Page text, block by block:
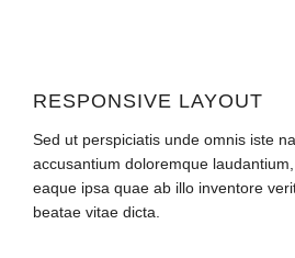
RESPONSIVE LAYOUT
Sed ut perspiciatis unde omnis iste
accusantium doloremque
eaque ipsa quae ab illo inventore
beatae vitae dicta.